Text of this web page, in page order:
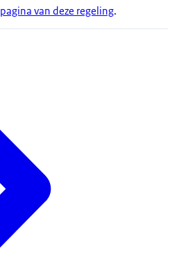
pagina van deze regeling.